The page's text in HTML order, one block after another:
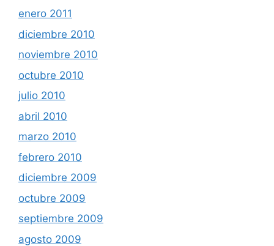
enero 2011
diciembre 2010
noviembre 2010
octubre 2010
julio 2010
abril 2010
marzo 2010
febrero 2010
diciembre 2009
octubre 2009
septiembre 2009
agosto 2009